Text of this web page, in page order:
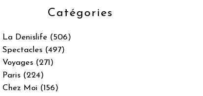
Catégories
La Denislife (506)
Spectacles (497)
Voyages (271)
Paris (224)
Chez Moi (156)